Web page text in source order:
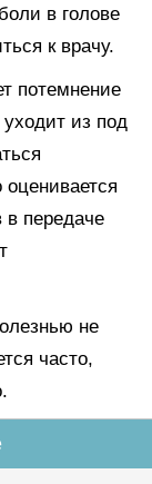
в голове
к врачу.
потемнение
из под
в передаче
не
часто,